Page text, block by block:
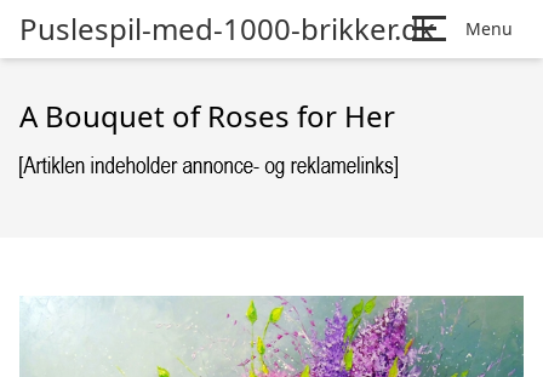
Puslespil-med-1000-brikker.dk Menu
A Bouquet of Roses for Her